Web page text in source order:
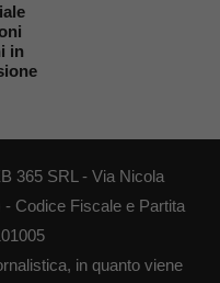
in
365 SRL - Via Nicola
Codice Fiscale e Partita
in quanto viene